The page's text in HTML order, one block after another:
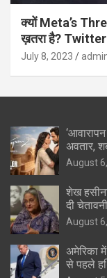
क्यों Meta’s
ख़तरा है?
July 8, 2023
अवतार,
August
शेख
दी
August
अमेरिका
से पहले